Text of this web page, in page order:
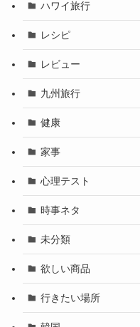
ハワイ旅行
レシピ
レビュー
九州旅行
健康
家事
心理テスト
時事ネタ
未分類
欲しい商品
行きたい場所